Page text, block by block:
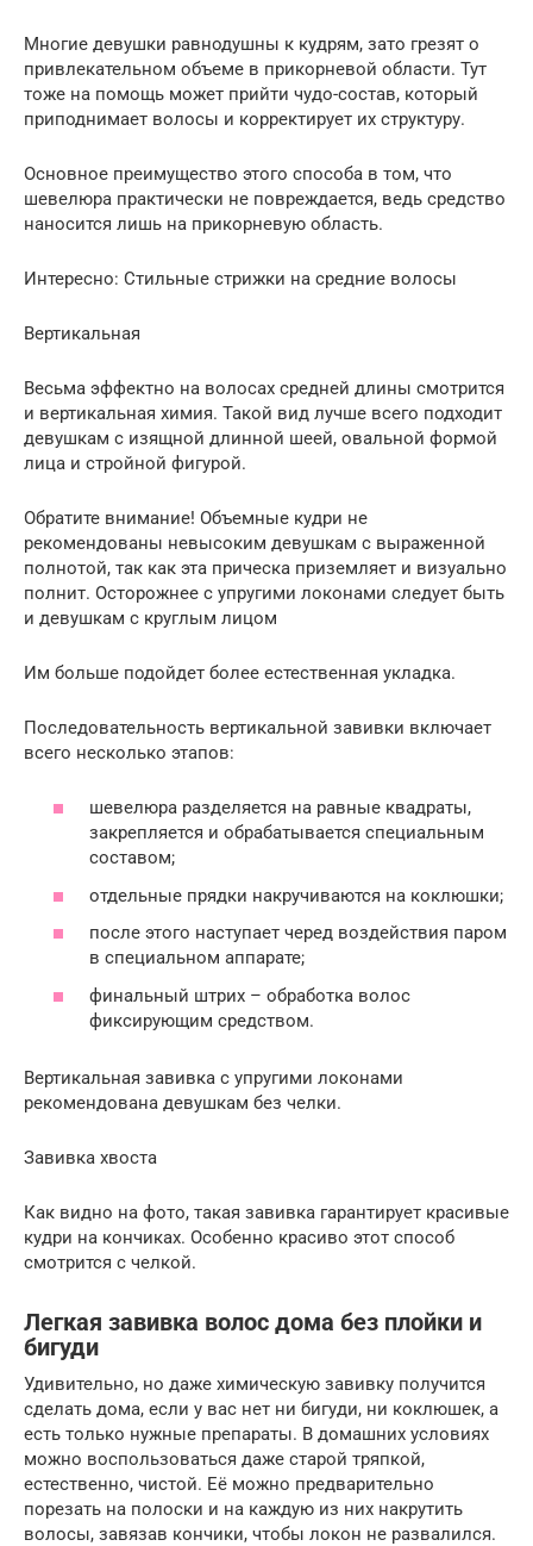
Многие девушки равнодушны к кудрям, зато грезят о
привлекательном объеме в прикорневой области. Тут
тоже на помощь может прийти чудо-состав, который
приподнимает волосы и корректирует их структуру.
Основное преимущество этого способа в том, что
шевелюра практически не повреждается, ведь средство
наносится лишь на прикорневую область.
Интересно: Стильные стрижки на средние волосы
Вертикальная
Весьма эффектно на волосах средней длины смотрится
и вертикальная химия. Такой вид лучше всего подходит
девушкам с изящной длинной шеей, овальной формой
лица и стройной фигурой.
Обратите внимание! Объемные кудри не
рекомендованы невысоким девушкам с выраженной
полнотой, так как эта прическа приземляет и визуально
полнит. Осторожнее с упругими локонами следует быть
и девушкам с круглым лицом
Им больше подойдет более естественная укладка.
Последовательность вертикальной завивки включает
всего несколько этапов:
шевелюра разделяется на равные квадраты,
закрепляется и обрабатывается специальным
составом;
отдельные прядки накручиваются на коклюшки;
после этого наступает черед воздействия паром
в специальном аппарате;
финальный штрих – обработка волос
фиксирующим средством.
Вертикальная завивка с упругими локонами
рекомендована девушкам без челки.
Завивка хвоста
Как видно на фото, такая завивка гарантирует красивые
кудри на кончиках. Особенно красиво этот способ
смотрится с челкой.
Легкая завивка волос дома без плойки и
бигуди
Удивительно, но даже химическую завивку получится
сделать дома, если у вас нет ни бигуди, ни коклюшек, а
есть только нужные препараты. В домашних условиях
можно воспользоваться даже старой тряпкой,
естественно, чистой. Её можно предварительно
порезать на полоски и на каждую из них накрутить
волосы, завязав кончики, чтобы локон не развалился.